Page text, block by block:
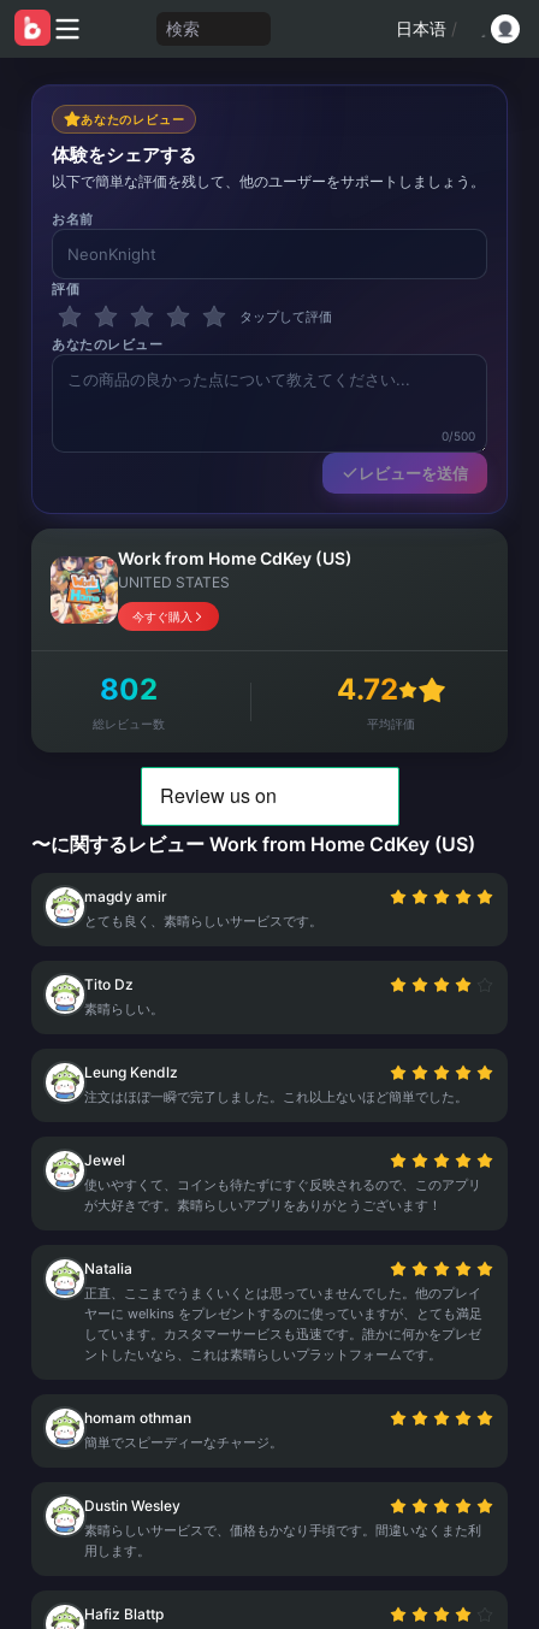
検索 日本语 /
あなたのレビュー
体験をシェアする
以下で簡単な評価を残して、他のユーザーをサポートしましょう。
お名前
評価
タップして評価
あなたのレビュー
0/500
レビューを送信
Work from Home CdKey (US)
UNITED STATES
今すぐ購入
802
総レビュー数
4.72
平均評価
〜に関するレビュー Work from Home CdKey (US)
magdy amir
とても良く、素晴らしいサービスです。
Tito Dz
素晴らしい。
Leung Kendlz
注文はほぼ一瞬で完了しました。これ以上ないほど簡単でした。
Jewel
使いやすくて、コインも待たずにすぐ反映されるので、このアプリ
が大好きです。素晴らしいアプリをありがとうございます！
Natalia
正直、ここまでうまくいくとは思っていませんでした。他のプレイ
ヤーに welkins をプレゼントするのに使っていますが、とても満足
しています。カスタマーサービスも迅速です。誰かに何かをプレゼ
ントしたいなら、これは素晴らしいプラットフォームです。
homam othman
簡単でスピーディーなチャージ。
Dustin Wesley
素晴らしいサービスで、価格もかなり手頃です。間違いなくまた利
用します。
Hafiz Blattp